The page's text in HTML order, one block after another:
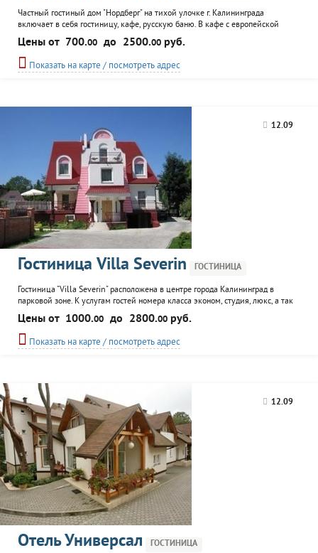
Частный гостиный дом "Нордберг" на тихой улочке г. Калининграда
включает в себя гостиницу, кафе, русскую баню. В кафе с европейской
кухней постояльцы могут посмотреть трансляции футбольных матчей, есть
караоке. Автостоянка. Организация различных торжеств, при заказе
свадебного банкета - романтический номер молодоженам в подарок.
Цены от 700.00 до 2500.00 руб.
Показать на карте / посмотреть адрес
12.09
Гостиница Villa Severin ГОСТИНИЦА
Гостиница "Villa Severin" расположена в центре города Калининград в
парковой зоне. К услугам гостей номера класса эконом, студия, люкс, а так
же кафе, каминный зал, сауна, охраняемая автостоянка, прокат
велосипедов, аренда автомобилей. Предлагается экскурсионное
сопровождение по Калининградской области.
Цены от 1000.00 до 2800.00 руб.
Показать на карте / посмотреть адрес
12.09
Отель Универсал ГОСТИНИЦА